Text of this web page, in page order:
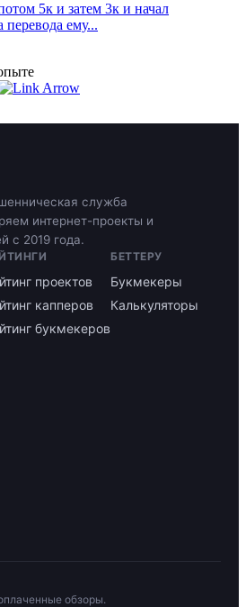
5к и затем 3к и начал
перевода ему...
служба
интернет-проекты и
с 2019 года.
проектов
капперов
букмекеров
БЕТТЕРУ
Букмекеры
Калькуляторы
обзоры.